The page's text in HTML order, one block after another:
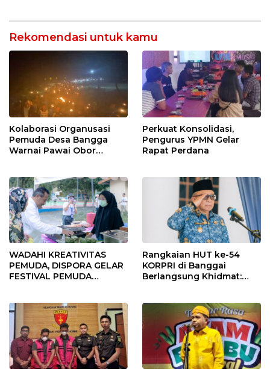
Rekomendasi untuk kamu
Kolaborasi Organusasi
Pemuda Desa Bangga
Warnai Pawai Obor
Perkuat Konsolidasi,
Pengurus YPMN Gelar
Rapat Perdana
WADAHI KREATIVITAS
PEMUDA, DISPORA GELAR
FESTIVAL PEMUDA
Rangkaian HUT ke-54
KORPRI di Banggai
Berlangsung Khidmat: